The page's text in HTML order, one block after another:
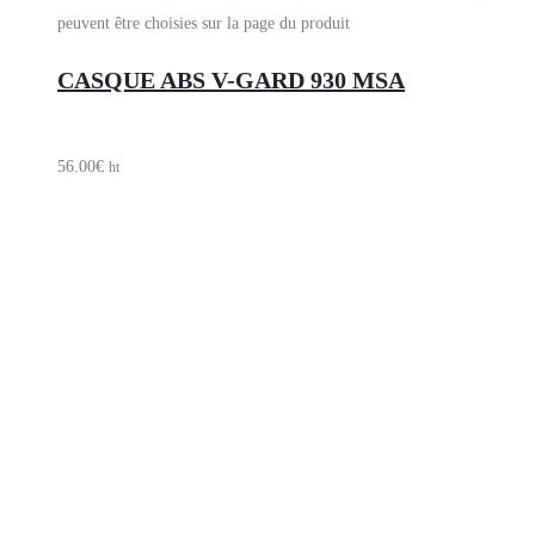
peuvent être choisies sur la page du produit
CASQUE ABS V-GARD 930 MSA
56.00€ ht